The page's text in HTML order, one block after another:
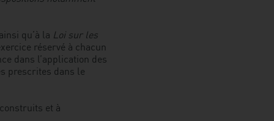
qu’à la Loi sur les
réservé à chacun
dans l’application des
prescrites dans le
et à